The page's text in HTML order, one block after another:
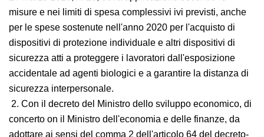
lavoro, il credito d'imposta di cui all'articolo 64 del
decreto-legge 17 marzo 2020, n. 18, trova applicazione
secondo le misure e nei limiti di spesa complessivi ivi
previsti, anche per le spese sostenute nell'anno 2020
per l'acquisto di dispositivi di protezione individuale e
altri dispositivi di sicurezza atti a proteggere i lavoratori
dall'esposizione accidentale ad agenti biologici e a
garantire la distanza di sicurezza interpersonale.
2. Con il decreto del Ministro dello sviluppo